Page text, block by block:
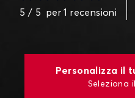
5 / 5 per 1 recensioni
Personalizza il
Seleziona